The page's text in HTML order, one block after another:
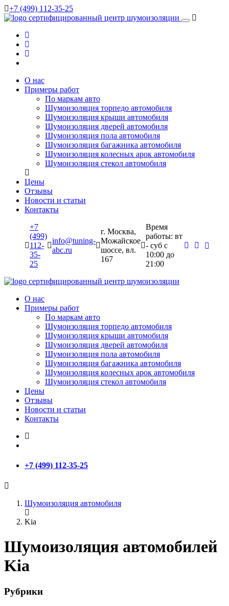
+7 (499) 112-35-25
сертифицированный центр шумоизоляции
О нас
Примеры работ
По маркам авто
Шумоизоляция торпедо автомобиля
Шумоизоляция крыши автомобиля
Шумоизоляция дверей автомобиля
Шумоизоляция пола автомобиля
Шумоизоляция багажника автомобиля
Шумоизоляция колесных арок автомобиля
Шумоизоляция стекол автомобиля
Цены
Отзывы
Новости и статьи
Контакты
+7
(499)
112-
35-
25
info@tuning-
abc.ru
г. Москва,
Можайское
шоссе, вл.
167
Время
работы: вт
- суб c
10:00 до
21:00
сертифицированный центр шумоизоляции
О нас
Примеры работ
По маркам авто
Шумоизоляция торпедо автомобиля
Шумоизоляция крыши автомобиля
Шумоизоляция дверей автомобиля
Шумоизоляция пола автомобиля
Шумоизоляция багажника автомобиля
Шумоизоляция колесных арок автомобиля
Шумоизоляция стекол автомобиля
Цены
Отзывы
Новости и статьи
Контакты
+7 (499) 112-35-25
Шумоизоляция автомобиля
Kia
Шумоизоляция автомобилей
Kia
Рубрики